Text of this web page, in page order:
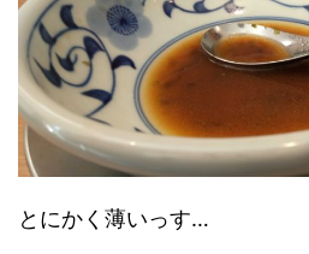
とにかく薄いっす…